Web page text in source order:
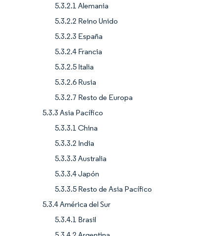
5.3.2.1 Alemania
5.3.2.2 Reino Unido
5.3.2.3 España
5.3.2.4 Francia
5.3.2.5 Italia
5.3.2.6 Rusia
5.3.2.7 Resto de Europa
5.3.3 Asia Pacífico
5.3.3.1 China
5.3.3.2 India
5.3.3.3 Australia
5.3.3.4 Japón
5.3.3.5 Resto de Asia Pacífico
5.3.4 América del Sur
5.3.4.1 Brasil